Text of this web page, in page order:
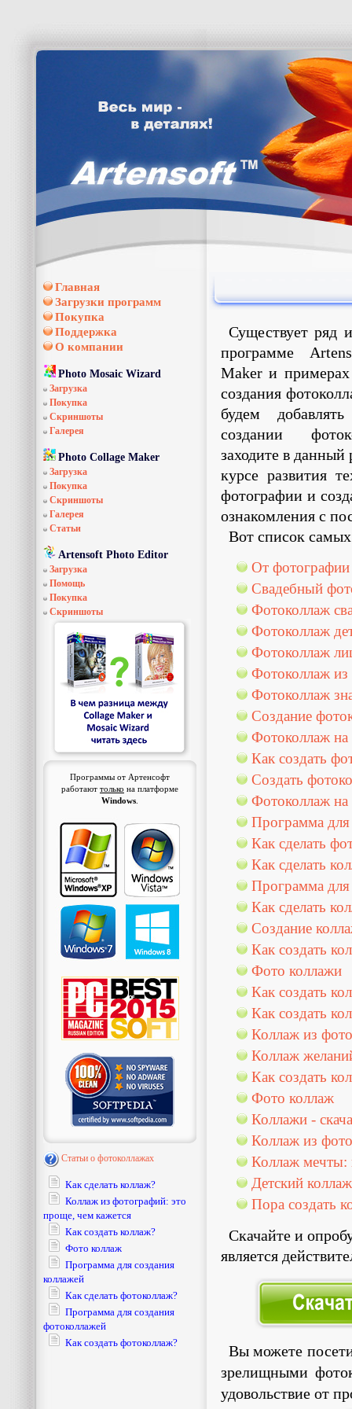
Главная
Загрузки программ
Покупка
Поддержка
О компании
Photo Mosaic Wizard
Загрузка
Покупка
Скриншоты
Галерея
Photo Collage Maker
Загрузка
Покупка
Скриншоты
Галерея
Статьи
Artensoft Photo Editor
Загрузка
Помощь
Покупка
Скриншоты
Программы от Артенсофт
работают только на платформе
Windows
Статьи о фотоколлажах
Как сделать коллаж?
Коллаж из фотографий: это
проще, чем кажется
Как создать коллаж?
Фото коллаж
Программа для создания
коллажей
Как сделать фотоколлаж?
Программа для создания
фотоколлажей
Как создать фотоколлаж?
Существует ряд
программе
Maker и
создания
будем
создании
заходите в данный
курсе развития
фотографии и
ознакомления с
Вот список
От
Свадебный
Фотоколлаж
Фотоколлаж
Фотоколлаж
Фотоколлаж из
Фотоколлаж
Создание
Фотоколлаж на
Как создать
Создать
Фотоколлаж на
Программа для
Как сделать
Как сделать
Программа для
Как сделать
Создание
Как создать
Фото коллажи
Как создать
Как создать
Коллаж из
Коллаж
Как создать
Фото коллаж
Коллажи -
Коллаж из
Коллаж мечты:
Детский
Пора создать
Скачайте и
является
Вы можете
зрелищными
удовольствие от